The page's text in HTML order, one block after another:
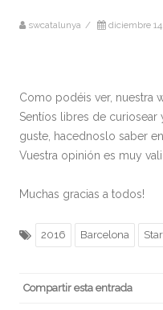
swcatalunya / diciembre
Como podéis ver, nuestra
Sentíos libres de curiosear
guste, hacednoslo saber
Vuestra opinión es muy
Muchas gracias a todos!
2016 Barcelona
Compartir esta entrada